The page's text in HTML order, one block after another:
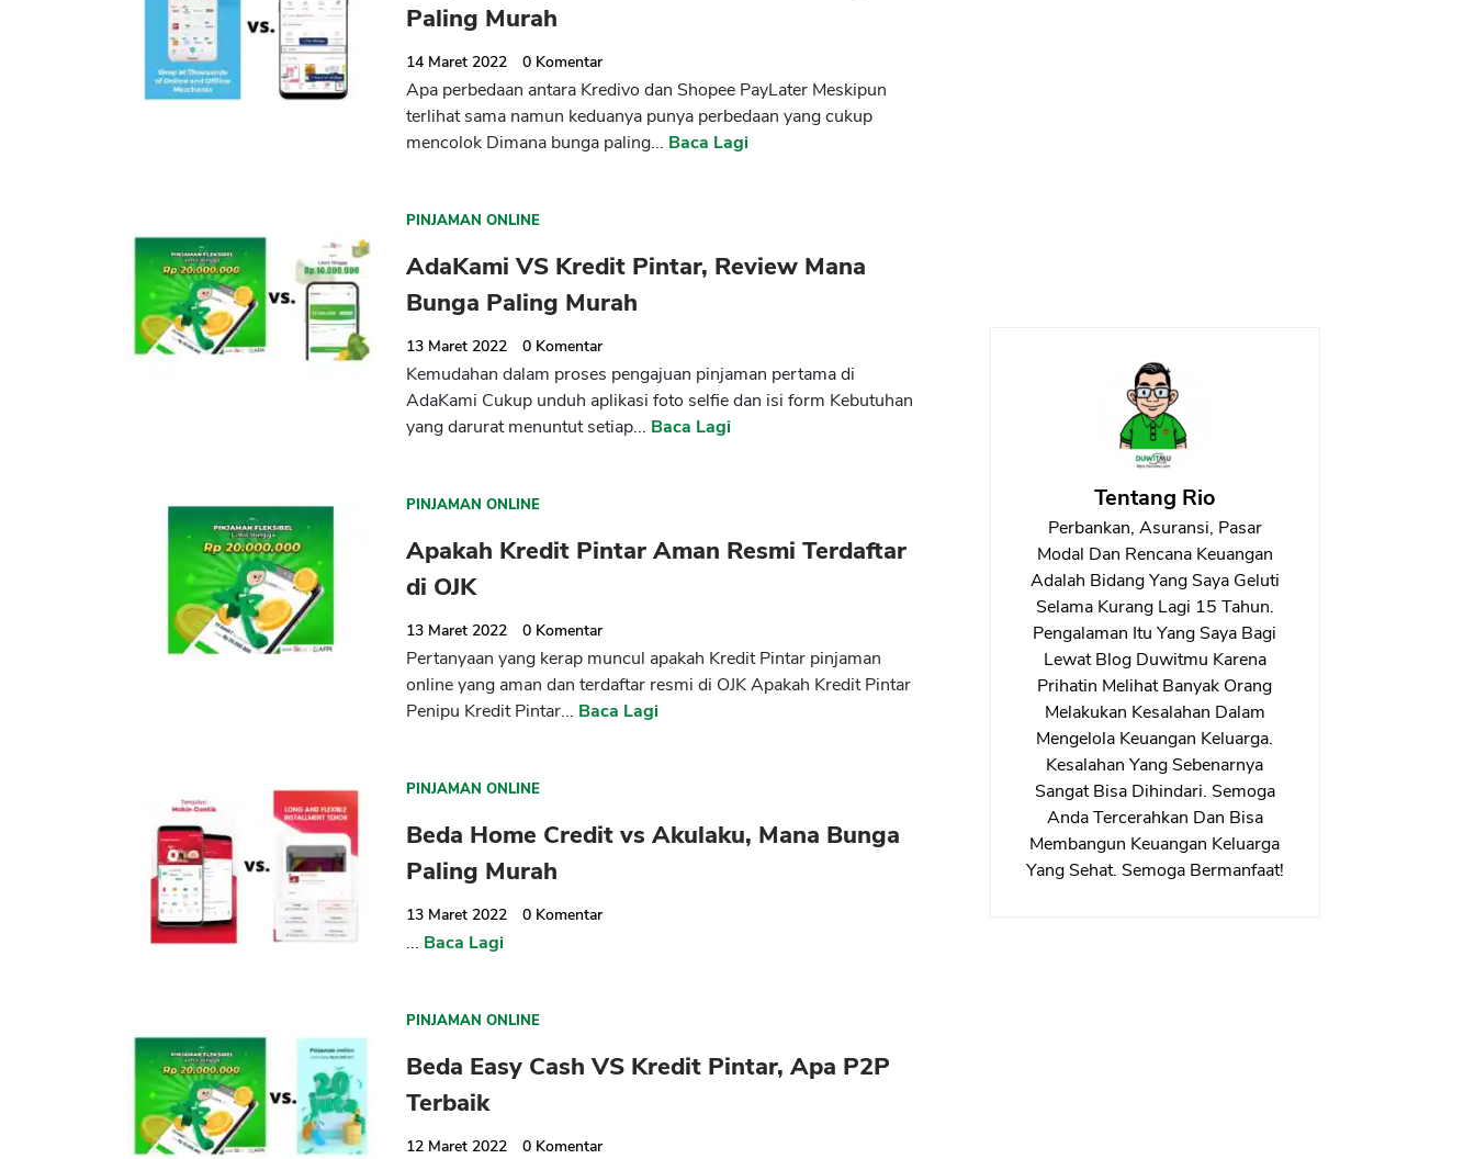
Paling Murah
14 Maret 2022 0 Komentar
Apa perbedaan antara Kredivo dan Shopee PayLater Meskipun
terlihat sama namun keduanya punya perbedaan yang cukup
mencolok Dimana bunga paling... Baca Lagi
PINJAMAN ONLINE
AdaKami VS Kredit Pintar, Review Mana
Bunga Paling Murah
13 Maret 2022 0 Komentar
Kemudahan dalam proses pengajuan pinjaman pertama di
AdaKami Cukup unduh aplikasi foto selfie dan isi form Kebutuhan
yang darurat menuntut setiap... Baca Lagi
PINJAMAN ONLINE
Apakah Kredit Pintar Aman Resmi Terdaftar
di OJK
13 Maret 2022 0 Komentar
Pertanyaan yang kerap muncul apakah Kredit Pintar pinjaman
online yang aman dan terdaftar resmi di OJK Apakah Kredit Pintar
Penipu Kredit Pintar... Baca Lagi
PINJAMAN ONLINE
Beda Home Credit vs Akulaku, Mana Bunga
Paling Murah
13 Maret 2022 0 Komentar
... Baca Lagi
PINJAMAN ONLINE
Beda Easy Cash VS Kredit Pintar, Apa P2P
Terbaik
12 Maret 2022 0 Komentar
Tentang Rio
Perbankan, Asuransi, Pasar
Modal Dan Rencana Keuangan
Adalah Bidang Yang Saya Geluti
Selama Kurang Lagi 15 Tahun.
Pengalaman Itu Yang Saya Bagi
Lewat Blog Duwitmu Karena
Prihatin Melihat Banyak Orang
Melakukan Kesalahan Dalam
Mengelola Keuangan Keluarga.
Kesalahan Yang Sebenarnya
Sangat Bisa Dihindari. Semoga
Anda Tercerahkan Dan Bisa
Membangun Keuangan Keluarga
Yang Sehat. Semoga Bermanfaat!